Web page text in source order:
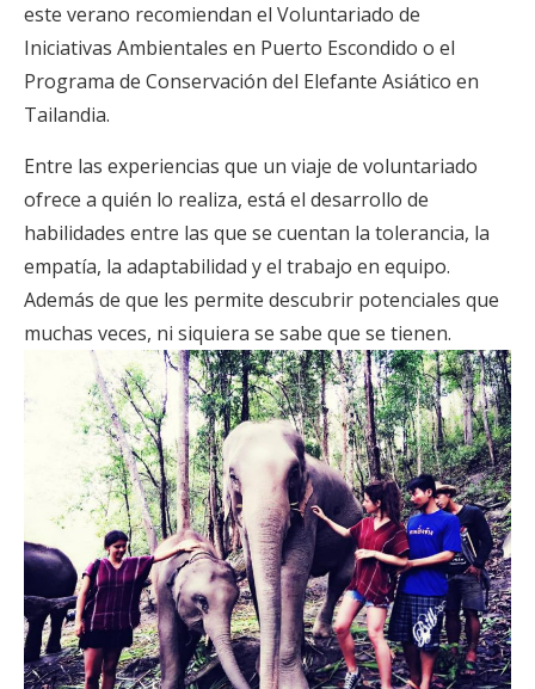
este verano recomiendan el Voluntariado de
Iniciativas Ambientales en Puerto Escondido o el
Programa de Conservación del Elefante Asiático en
Tailandia.
Entre las experiencias que un viaje de voluntariado
ofrece a quién lo realiza, está el desarrollo de
habilidades entre las que se cuentan la tolerancia, la
empatía, la adaptabilidad y el trabajo en equipo.
Además de que les permite descubrir potenciales que
muchas veces, ni siquiera se sabe que se tienen.